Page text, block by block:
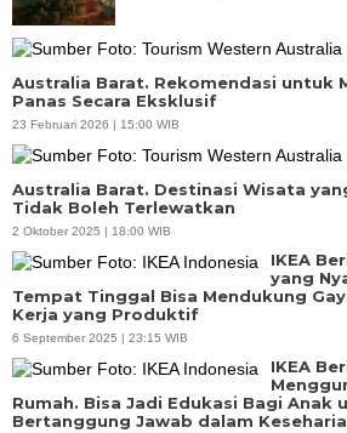
Australia Barat. Rekomendasi untuk
Panas Secara Eksklusif
23 Februari 2026 | 15:00 WIB
Australia Barat. Destinasi Wisata
Tidak Boleh Terlewatkan
2 Oktober 2025 | 18:00 WIB
IKEA
yang
Tempat Tinggal Bisa Mendukung
Kerja yang Produktif
6 September 2025 | 23:15 WIB
IKEA
Rumah. Bisa Jadi Edukasi Bagi Anak
Bertanggung Jawab dalam